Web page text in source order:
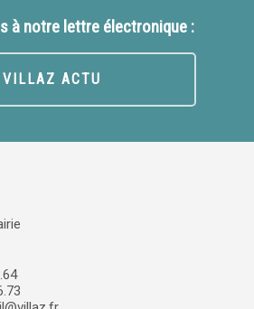
à notre lettre électronique :
VILLAZ ACTU